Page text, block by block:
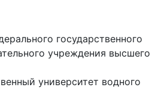
государственного
учреждения высшего
университет водного